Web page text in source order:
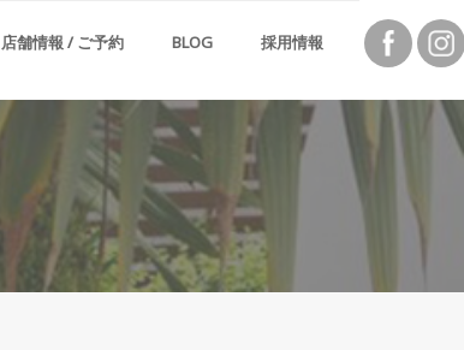
店舗情報 / ご予約 BLOG 採用情報